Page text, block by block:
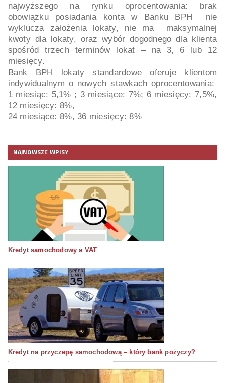
najwyższego na rynku oprocentowania: brak
obowiązku posiadania konta w Banku BPH nie
wyklucza założenia lokaty, nie ma maksymalnej
kwoty dla lokaty, oraz wybór dogodnego dla klienta
spośród trzech terminów lokat – na 3, 6 lub 12
miesięcy.
Bank BPH lokaty standardowe oferuje klientom
indywidualnym o nowych stawkach oprocentowania:
1 miesiąc: 5,1% ; 3 miesiące: 7%; 6 miesięcy: 7,5%,
12 miesięcy: 8%,
24 miesiące: 8%, 36 miesięcy: 8%
NAJNOWSZE WPISY
Kredyt samochodowy a VAT
Kredyt na przyczepę samochodową – który bank pożyczy?